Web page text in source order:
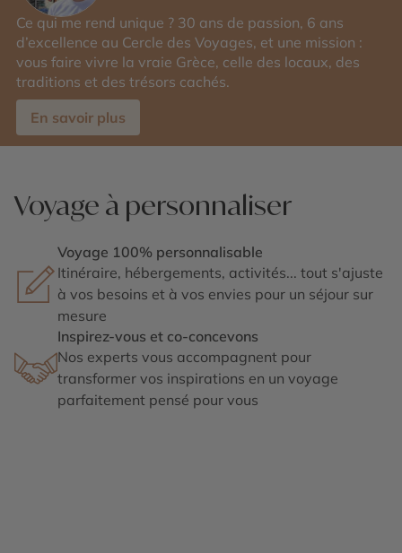
Ce qui me rend unique ? 30 ans de passion, 6 ans
d’excellence au Cercle des Voyages, et une mission :
vous faire vivre la vraie Grèce, celle des locaux, des
traditions et des trésors cachés.
En savoir plus
Voyage à personnaliser
Voyage 100% personnalisable
Itinéraire, hébergements, activités... tout s'ajuste
à vos besoins et à vos envies pour un séjour sur
mesure
Inspirez-vous et co-concevons
Nos experts vous accompagnent pour
transformer vos inspirations en un voyage
parfaitement pensé pour vous